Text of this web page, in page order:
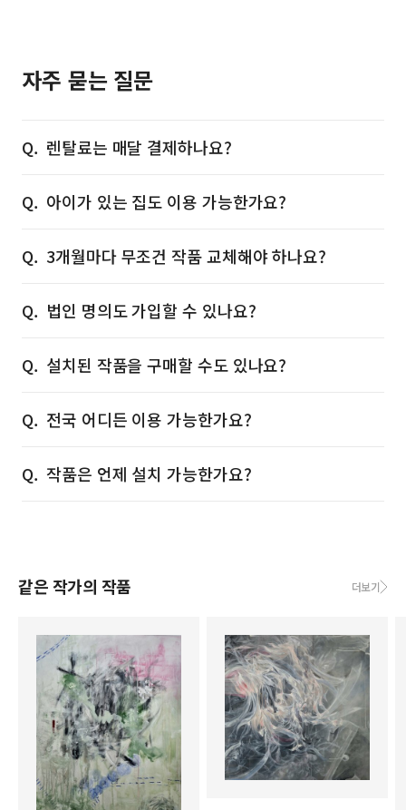
자주 묻는 질문
렌탈료는 매달 결제하나요?
아이가 있는 집도 이용 가능한가요?
3개월마다 무조건 작품 교체해야 하나요?
법인 명의도 가입할 수 있나요?
설치된 작품을 구매할 수도 있나요?
전국 어디든 이용 가능한가요?
작품은 언제 설치 가능한가요?
같은 작가의 작품 더보기